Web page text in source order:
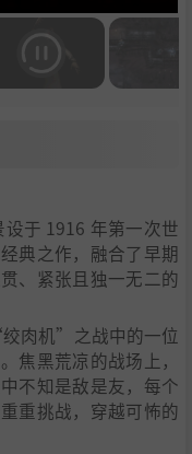
设于 1916 年第一次世
典之作，融合了早期
、紧张且独一无二的
绞肉机”之战中的一位
焦黑荒凉的战场上，
不知是敌是友，每个
重挑战，穿越可怖的